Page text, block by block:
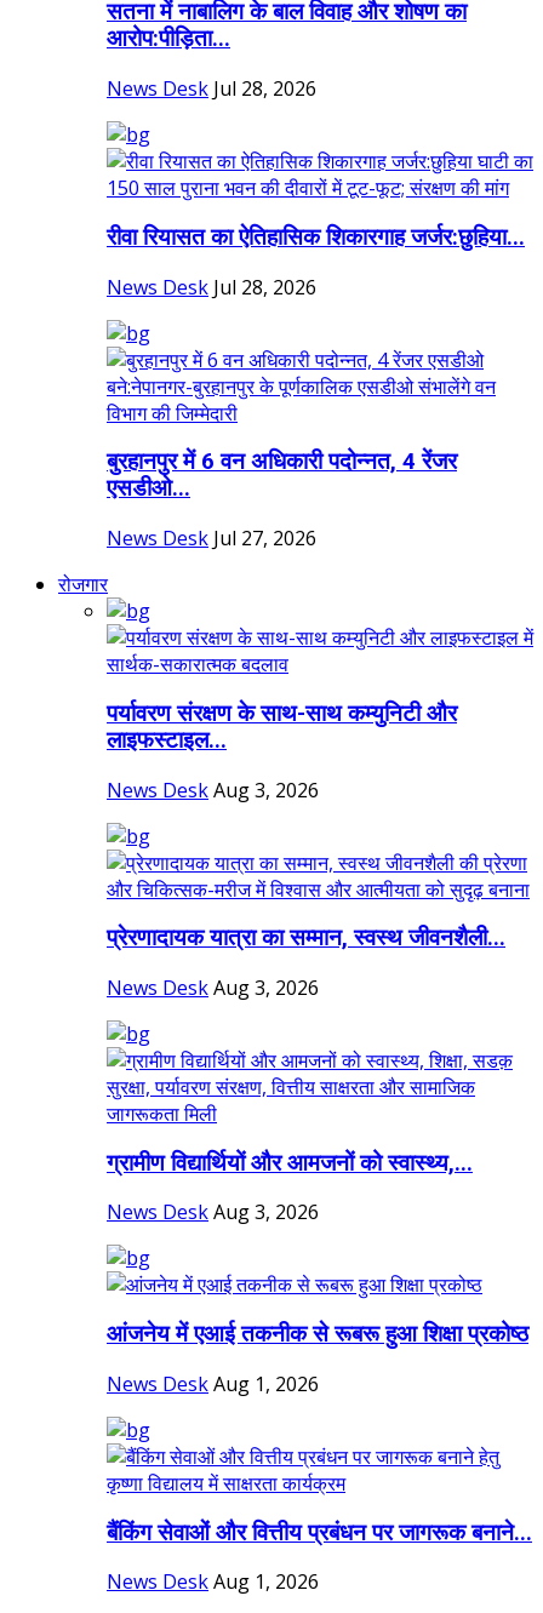
सतना में नाबालिग के बाल विवाह और शोषण का
आरोप:पीड़िता...
News Desk Jul 28, 2026
रीवा रियासत का ऐतिहासिक शिकारगाह जर्जर:छुहिया...
News Desk Jul 28, 2026
बुरहानपुर में 6 वन अधिकारी पदोन्नत, 4 रेंजर
एसडीओ...
News Desk Jul 27, 2026
रोजगार
पर्यावरण संरक्षण के साथ-साथ कम्युनिटी और
लाइफस्टाइल...
News DeskAug 3, 2026
प्रेरणादायक यात्रा का सम्मान, स्वस्थ जीवनशैली...
News DeskAug 3, 2026
ग्रामीण विद्यार्थियों और आमजनों को स्वास्थ्य,...
News DeskAug 3, 2026
आंजनेय में एआई तकनीक से रूबरू हुआ शिक्षा प्रकोष्ठ
News DeskAug 1, 2026
बैंकिंग सेवाओं और वित्तीय प्रबंधन पर जागरूक बनाने...
News DeskAug 1, 2026